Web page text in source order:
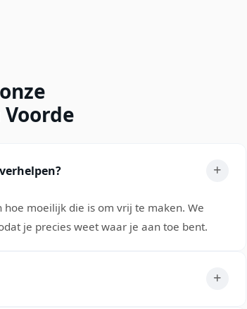
moeilijk die is om vrij te maken. We
je precies weet waar je aan toe bent.